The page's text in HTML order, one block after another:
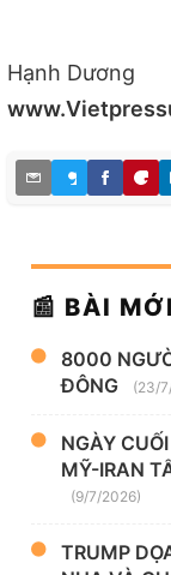
Hạnh Dương
📰 BÀI
8000
ĐÔNG
(23/
NGÀY
MỸ-IRAN
(9/7/2026)
TRUMP